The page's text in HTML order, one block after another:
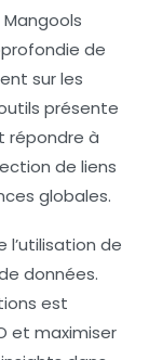
Mangools
de
sur les
présente
répondre à
de liens
globales.
l’utilisation de
données.
est
et maximiser